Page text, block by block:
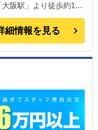
阪駅」より徒歩約10
細情報を見る